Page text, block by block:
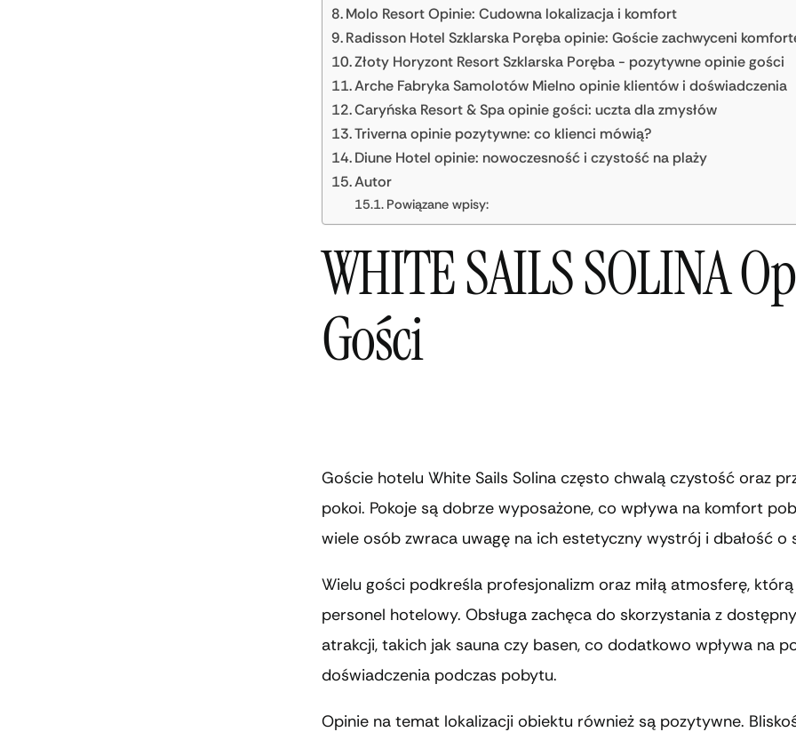
Molo Resort Opinie: Cudowna lokalizacja i komfort
Radisson Hotel Szklarska Poręba opinie: Goście zachwyceni
Złoty Horyzont Resort Szklarska Poręba - pozytywne opinie gości
Arche Fabryka Samolotów Mielno opinie klientów i doświadczenia
Caryńska Resort & Spa opinie gości: uczta dla zmysłów
Triverna opinie pozytywne: co klienci mówią?
Diune Hotel opinie: nowoczesność i czystość na plaży
Autor
Powiązane wpisy:
WHITE SAILS SOLINA
Gości
Goście hotelu White Sails Solina często chwalą czystość oraz
pokoi. Pokoje są dobrze wyposażone, co wpływa na komfort
wiele osób zwraca uwagę na ich estetyczny wystrój i dbałość o
Wielu gości podkreśla profesjonalizm oraz miłą atmosferę,
personel hotelowy. Obsługa zachęca do skorzystania z
atrakcji, takich jak sauna czy basen, co dodatkowo wpływa na
doświadczenia podczas pobytu.
Opinie na temat lokalizacji obiektu również są pozytywne.